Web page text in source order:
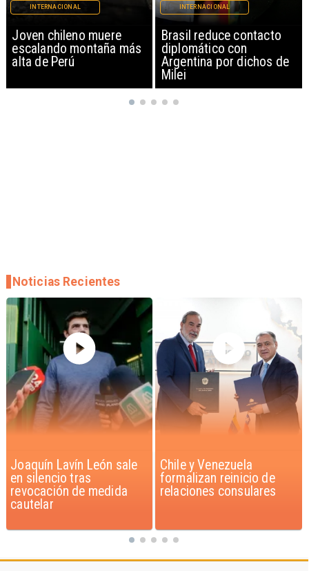
Brasil reduce contacto
diplomático con
Argentina por dichos de
INTERNACIONAL
China restringe
exportación de drones a
EEUU y sanciona
empresas
INTERNACIONAL
Chile y Venezuela
formalizan reinicio de
relaciones consulares
Feriantes rechazan
dichos de Camila Flores
sobre Fabiola Campillai
Noticias Recientes